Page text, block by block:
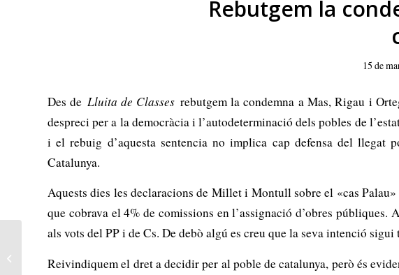
Rebutgem la
15 de
Des de Lluita de Classes rebutgem la condemna a Mas, Rigau i
despreci per a la democràcia i l’autodeterminació dels pobles de
i el rebuig d’aquesta sentencia no implica cap defensa del llegat
Catalunya.
Aquests dies les declaracions de Millet i Montull sobre el «cas
que cobrava el 4% de comissions en l’assignació d’obres
als vots del PP i de Cs. De debò algú es creu que la seva intenció
Reivindiquem el dret a decidir per al poble de catalunya, però és
Chile: ¡continúa la
mina de cobre más grande